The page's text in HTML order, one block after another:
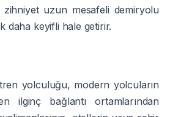
uzun mesafeli demiryolu
daha keyifli hale getirir.
yolculuğu, modern yolcuların
ilginç bağlantı ortamlarından